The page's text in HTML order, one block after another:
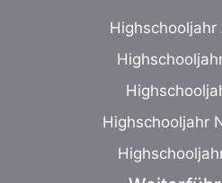
Highschooljahr
Highschooljahr